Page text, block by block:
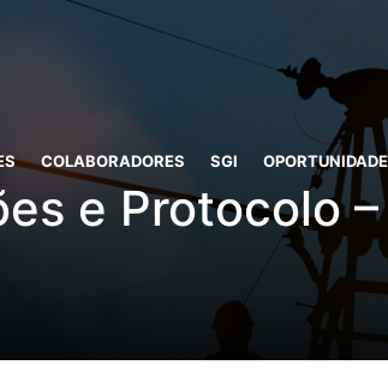
COLABORADORES SGI
e Protocolo